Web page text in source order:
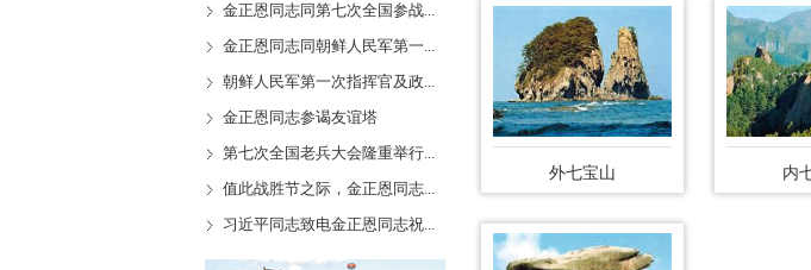
金正恩同志同第七次全国参战...
金正恩同志同朝鲜人民军第一...
朝鲜人民军第一次指挥官及政...
金正恩同志参谒友谊塔
第七次全国老兵大会隆重举行...
值此战胜节之际，金正恩同志...
习近平同志致电金正恩同志祝...
外七宝山 内